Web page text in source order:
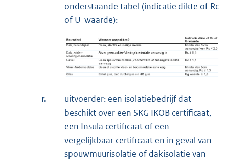
onderstaande tabel (indicatie dikte of Rc
of U-waarde):
r.
uitvoerder: een isolatiebedrijf dat
beschikt over een SKG IKOB certificaat,
een Insula certificaat of een
vergelijkbaar certificaat en in geval van
spouwmuurisolatie of dakisolatie van